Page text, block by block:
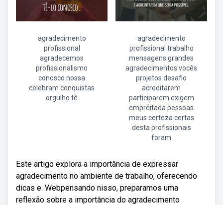
agradecimento
profissional
agradecemos
profissionalismo
conosco nossa
celebram conquistas
orgulho tê
agradecimento
profissional trabalho
mensagens grandes
agradecimentos vocês
projetos desafio
acreditarem
participarem exigem
empreitada pessoas
meus certeza certas
desta profissionais
foram
Este artigo explora a importância de expressar
agradecimento no ambiente de trabalho, oferecendo
dicas e. Webpensando nisso, preparamos uma
reflexão sobre a importância do agradecimento